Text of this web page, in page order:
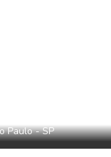
Paulo - SP